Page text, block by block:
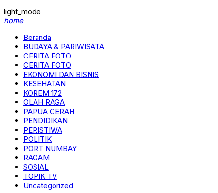
light_mode
home
Beranda
BUDAYA & PARIWISATA
CERITA FOTO
CERITA FOTO
EKONOMI DAN BISNIS
KESEHATAN
KOREM 172
OLAH RAGA
PAPUA CERAH
PENDIDIKAN
PERISTIWA
POLITIK
PORT NUMBAY
RAGAM
SOSIAL
TOPIK TV
Uncategorized